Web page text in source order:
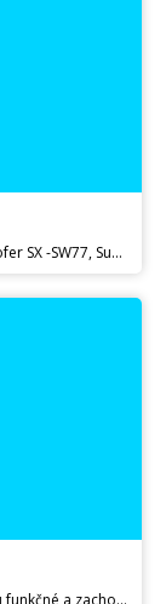
Ponúkam domácé kino Pioneer, Receiwer-Subwoofer SX -SW77, Subwoofer + 6 výstupov na repro - FRONT L a R, SURROUND L a R, CENTR, SW. Sada reproduktorov D -ST770 (5 x 100W). Vstupy analog L a R, digital sinch a optika 1 a 2, AM/FM tuner. Dialkový ovladač a kabeláž
predám tieto repraky za ani nie polovičnú cenu su funkčné a zachovalé